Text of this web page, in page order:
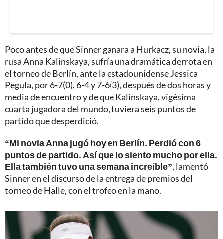
Poco antes de que Sinner ganara a Hurkacz, su novia, la
rusa Anna Kalinskaya, sufría una dramática derrota en
el torneo de Berlín, ante la estadounidense Jessica
Pegula, por 6-7(0), 6-4 y 7-6(3), después de dos horas y
media de encuentro y de que Kalinskaya, vigésima
cuarta jugadora del mundo, tuviera seis puntos de
partido que desperdició.
“Mi novia Anna jugó hoy en Berlín. Perdió con 6
puntos de partido. Así que lo siento mucho por ella.
Ella también tuvo una semana increíble”, lamentó
Sinner en el discurso de la entrega de premios del
torneo de Halle, con el trofeo en la mano.